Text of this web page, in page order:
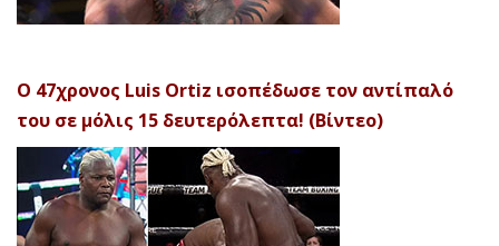
Ο 47χρονος Luis Ortiz ισοπέδωσε τον αντίπαλό
του σε μόλις 15 δευτερόλεπτα! (Βίντεο)